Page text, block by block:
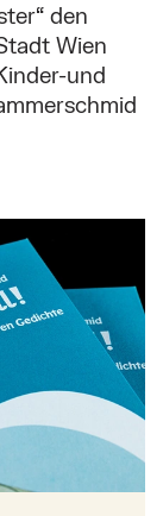
den
Wien
und